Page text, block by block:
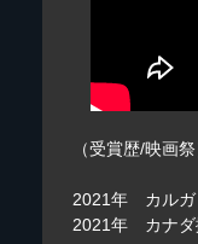
（受賞歴/映画祭
2021年 カルガ
2021年 カナダ